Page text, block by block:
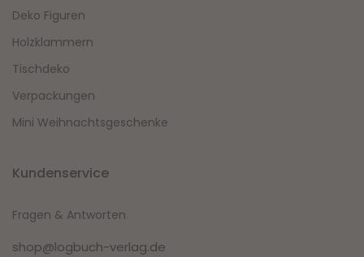
Deko Figuren
Holzklammern
Tischdeko
Verpackungen
Mini Weihnachtsgeschenke
Kundenservice
Fragen & Antworten
shop@logbuch-verlag.de